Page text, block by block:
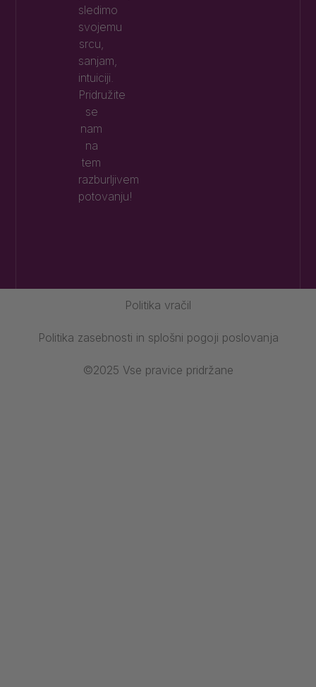
sledimo
svojemu
srcu,
sanjam,
intuiciji.
Pridružite
se
nam
na
tem
razburljivem
potovanju!
Politika vračil
Politika zasebnosti in splošni pogoji poslovanja
©2025 Vse pravice pridržane